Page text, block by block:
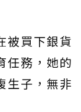
被買下銀貨
任務，她的
生子，無非